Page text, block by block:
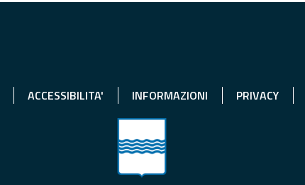
ACCESSIBILITA' INFORMAZIONI PRIVACY